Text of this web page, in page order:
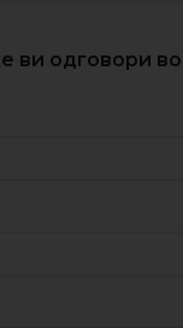
одговори во